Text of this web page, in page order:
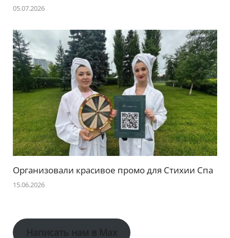
05.07.2026
Организовали красивое промо для Стихии Спа
15.06.2026
Написать нам в Max